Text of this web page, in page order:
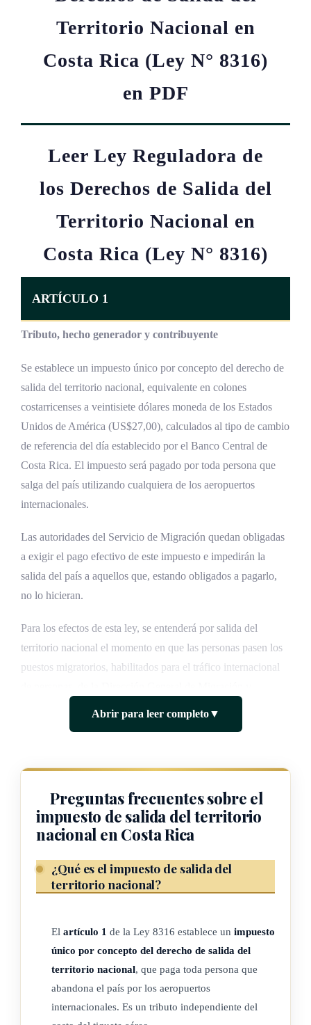
Territorio Nacional en
Costa Rica (Ley N° 8316)
en PDF
Leer Ley Reguladora de
los Derechos de Salida del
Territorio Nacional en
Costa Rica (Ley N° 8316)
ARTÍCULO 1
Tributo, hecho generador y contribuyente
Se establece un impuesto único por concepto del derecho de
salida del territorio nacional, equivalente en colones
costarricenses a veintisiete dólares moneda de los Estados
Unidos de América (US$27,00), calculados al tipo de cambio
de referencia del día establecido por el Banco Central de
Costa Rica. El impuesto será pagado por toda persona que
salga del país utilizando cualquiera de los aeropuertos
internacionales.
Las autoridades del Servicio de Migración quedan obligadas
a exigir el pago efectivo de este impuesto e impedirán la
salida del país a aquellos que, estando obligados a pagarlo,
no lo hicieran.
Para los efectos de esta ley, se entenderá por salida del
territorio nacional el momento en que las personas pasen los
puestos migratorios, habilitados para el tráfico internacional
ARTÍCULO 2
(*) 1- El monto del tributo establecido en el artículo anterior
a) Una tasa de nueve dólares estadounidenses con sesenta y
cinco centavos (US$9.65), a favor del Gobierno central.
b) Una tasa de doce dólares estadounidenses con ochenta y
cinco centavos (US$12.85), por concepto de derechos
aeroportuarios a favor del Consejo de Aviación Civil.
Abrir para leer completo▼
Preguntas frecuentes sobre el
impuesto de salida del territorio
nacional en Costa Rica
¿Qué es el impuesto de salida del
territorio nacional?
El artículo 1 de la Ley 8316 establece un impuesto
único por concepto del derecho de salida del
territorio nacional, que paga toda persona que
abandona el país por los aeropuertos
internacionales. Es un tributo independiente del